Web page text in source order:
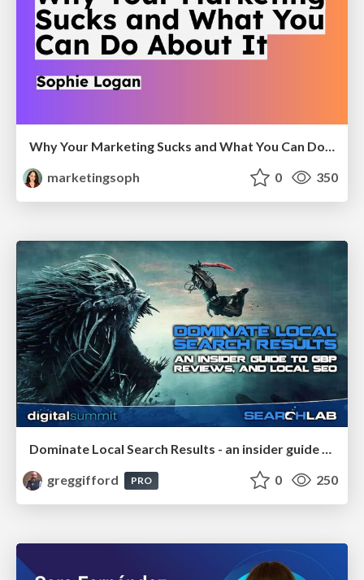
Why Your Marketing Sucks and What You Can Do About It - Sophie Logan
marketingsoph
0 350
Dominate Local Search Results - an insider guide to GBP, reviews, and Local SEO
greggifford
PRO 0 250